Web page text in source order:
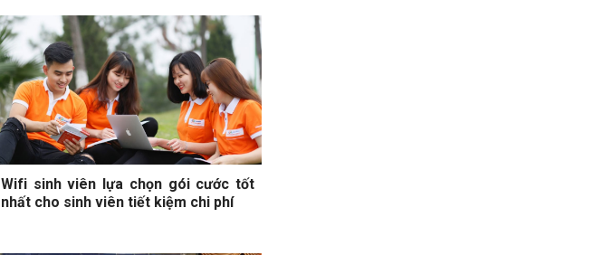
Wifi sinh viên lựa chọn gói cước tốt
nhất cho sinh viên tiết kiệm chi phí